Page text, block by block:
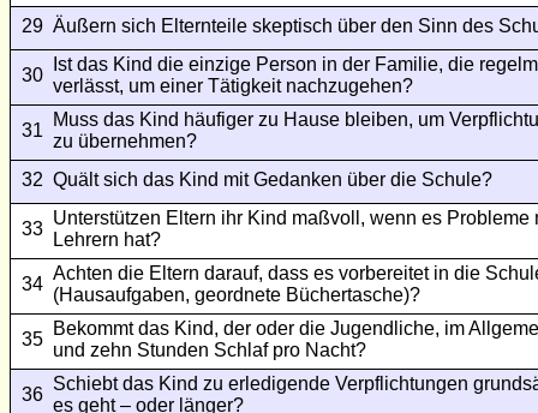
29 Äußern sich Elternteile skeptisch über den Sinn des
30
Ist das Kind die einzige Person in der Familie, die
verlässt, um einer Tätigkeit nachzugehen?
31
Muss das Kind häufiger zu Hause bleiben, um
zu übernehmen?
32 Quält sich das Kind mit Gedanken über die Schule?
33
Unterstützen Eltern ihr Kind maßvoll, wenn es Probleme
Lehrern hat?
34
Achten die Eltern darauf, dass es vorbereitet in die
(Hausaufgaben, geordnete Büchertasche)?
35
Bekommt das Kind, der oder die Jugendliche, im
und zehn Stunden Schlaf pro Nacht?
36
Schiebt das Kind zu erledigende Verpflichtungen
es geht – oder länger?